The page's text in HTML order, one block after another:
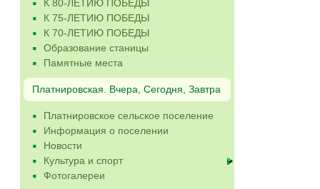
К 80-ЛЕТИЮ ПОБЕДЫ
К 75-ЛЕТИЮ ПОБЕДЫ
К 70-ЛЕТИЮ ПОБЕДЫ
Образование станицы
Памятные места
Платнировская. Вчера, Сегодня, Завтра
Платнировское сельское поселение
Информация о поселении
Новости
Культура и спорт
Фотогалереи